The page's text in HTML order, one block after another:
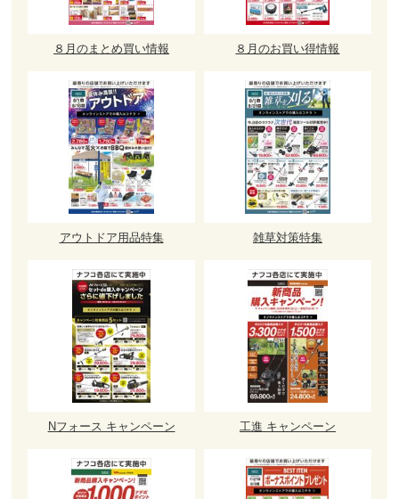
８月のまとめ買い情報 ８月のお買い得情報
アウトドア用品特集 雑草対策特集
Nフォース キャンペーン 工進 キャンペーン